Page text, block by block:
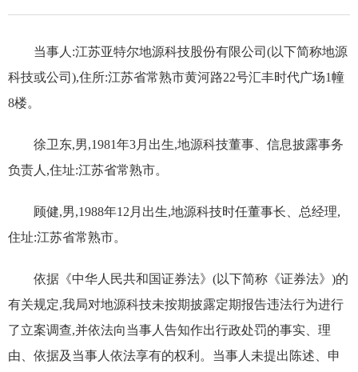
当事人:江苏亚特尔地源科技股份有限公司(以下简称地源
科技或公司),住所:江苏省常熟市黄河路22号汇丰时代广场1幢
8楼。
徐卫东,男,1981年3月出生,地源科技董事、信息披露事务
负责人,住址:江苏省常熟市。
顾健,男,1988年12月出生,地源科技时任董事长、总经理,
住址:江苏省常熟市。
依据《中华人民共和国证券法》(以下简称《证券法》)的
有关规定,我局对地源科技未按期披露定期报告违法行为进行
了立案调查,并依法向当事人告知作出行政处罚的事实、理
由、依据及当事人依法享有的权利。当事人未提出陈述、申